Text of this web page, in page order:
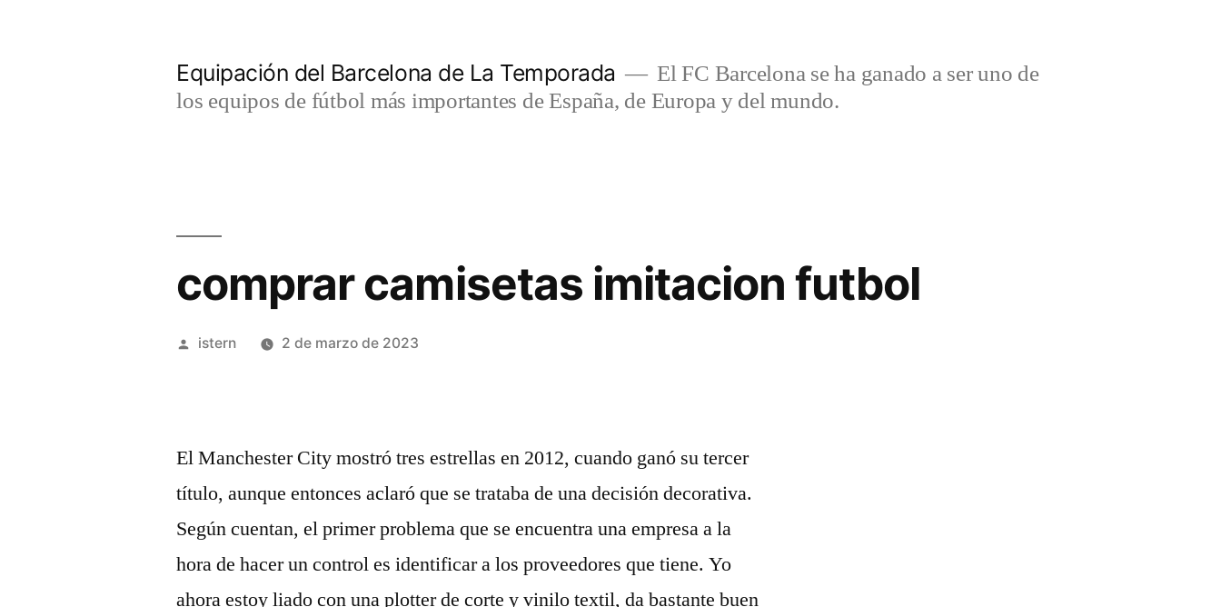
Equipación del Barcelona de La Temporada
El FC Barcelona se ha ganado a ser uno de
los equipos de fútbol más importantes de España, de Europa y del mundo.
comprar camisetas imitacion futbol
Publicado
istern 2 de marzo de 2023
El Manchester City mostró tres estrellas en 2012, cuando ganó su tercer
título, aunque entonces aclaró que se trataba de una decisión decorativa.
Según cuentan, el primer problema que se encuentra una empresa a la
hora de hacer un control es identificar a los proveedores que tiene. Yo
ahora estoy liado con una plotter de corte y vinilo textil, da bastante buen